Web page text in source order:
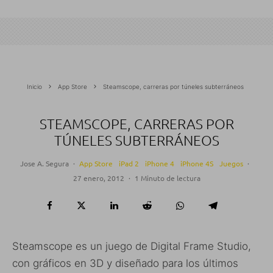
Inicio App Store Steamscope, carreras por túneles subterráneos
STEAMSCOPE, CARRERAS POR
TÚNELES SUBTERRÁNEOS
Jose A. Segura · App Store iPad 2 iPhone 4 iPhone 4S Juegos ·
27 enero, 2012 · 1 Minuto de lectura
Steamscope es un juego de Digital Frame Studio,
con gráficos en 3D y diseñado para los últimos